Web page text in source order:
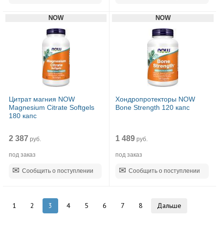
NOW
Цитрат магния NOW
Magnesium Citrate Softgels
180 капс
2 387 руб.
под заказ
Сообщить о поступлении
NOW
Хондропротекторы NOW
Bone Strength 120 капс
1 489 руб.
под заказ
Сообщить о поступлении
1 2 3 4 5 6 7 8 Дальше